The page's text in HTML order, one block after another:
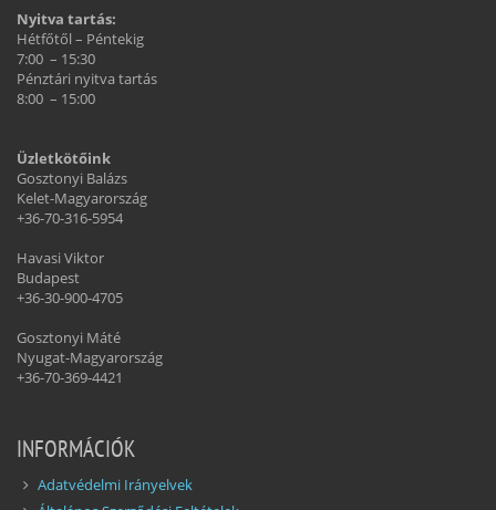
Nyitva tartás:
Hétfőtől – Péntekig
7:00 – 15:30
Pénztári nyitva tartás
8:00 – 15:00
Üzletkötőink
Gosztonyi Balázs
Kelet-Magyarország
+36-70-316-5954
Havasi Viktor
Budapest
+36-30-900-4705
Gosztonyi Máté
Nyugat-Magyarország
+36-70-369-4421
INFORMÁCIÓK
Adatvédelmi Irányelvek